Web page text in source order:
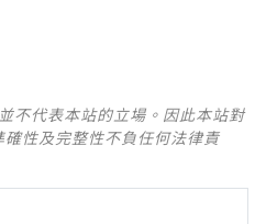
不代表本站的立場。因此本站對
性及完整性不負任何法律責